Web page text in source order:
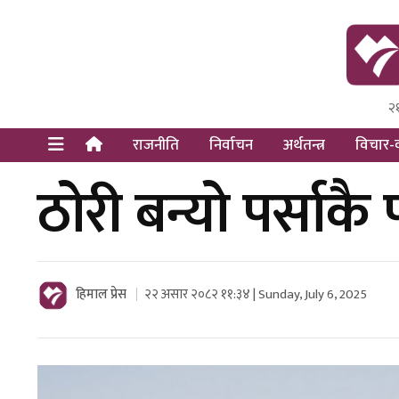
Himal
Dot
राजनीति निर्वाचन अर्थतन्त्र विचार-
ठोरी बन्यो
हिमाल प्रेस २२ असार २०८२ ११:३४ | Sunday, July 6, 2025